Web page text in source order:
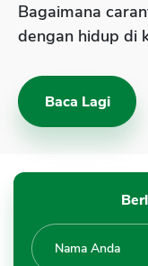
Asuransi
Asuransi
Bagaimana
dengan hidup di
Baca Lagi